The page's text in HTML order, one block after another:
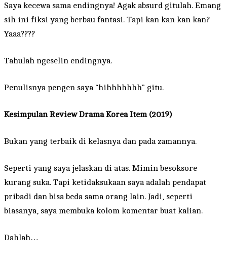
Saya kecewa sama endingnya! Agak absurd gitulah. Emang
sih ini fiksi yang berbau fantasi. Tapi kan kan kan kan?
Yaaa????
Tahulah ngeselin endingnya.
Penulisnya pengen saya “hihhhhhhh” gitu.
Kesimpulan Review Drama Korea Item (2019)
Bukan yang terbaik di kelasnya dan pada zamannya.
Seperti yang saya jelaskan di atas. Mimin besoksore
kurang suka. Tapi ketidaksukaan saya adalah pendapat
pribadi dan bisa beda sama orang lain. Jadi, seperti
biasanya, saya membuka kolom komentar buat kalian.
Dahlah…